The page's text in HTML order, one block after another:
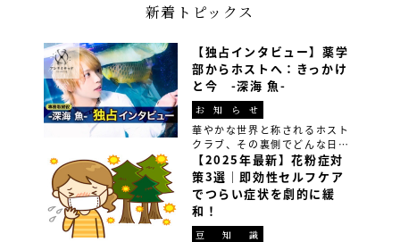
新着トピックス
【独占インタビュー】薬学
部からホストへ：きっかけ
と今 -深海 魚-
お知らせ
華やかな世界と称されるホスト
クラブ、その裏側でどんな日々
が繰り広げられているのか皆さ
んご存知でしょうか？ 今回は、
ホストグループ『アンリミテッ
ド』の専務取締役の深海魚さん
に、そのリアルな実態を赤裸々
に語っていただきました […]
【2025年最新】花粉症対
策3選｜即効性セルフケア
でつらい症状を劇的に緩
和！
豆知識